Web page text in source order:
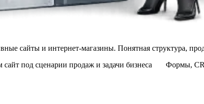
сайты и интернет-магазины. Понятная структура,
сайт под сценарии продаж и задачи бизнеса
Формы,